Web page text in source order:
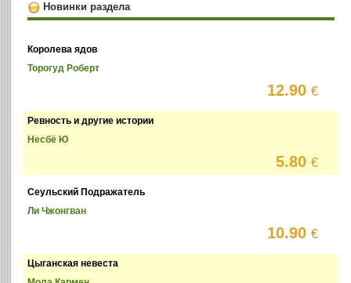
Новинки раздела
Королева ядов
Торогуд Роберт
12.90€
Ревность и другие истории
Несбё Ю
5.80€
Сеульский Подражатель
Ли Чжонгван
10.90€
Цыганская невеста